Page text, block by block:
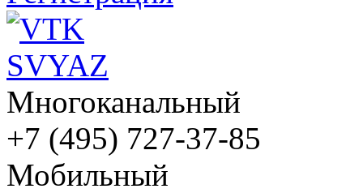
Многоканальный
+7 (495) 727-37-85
Мобильный